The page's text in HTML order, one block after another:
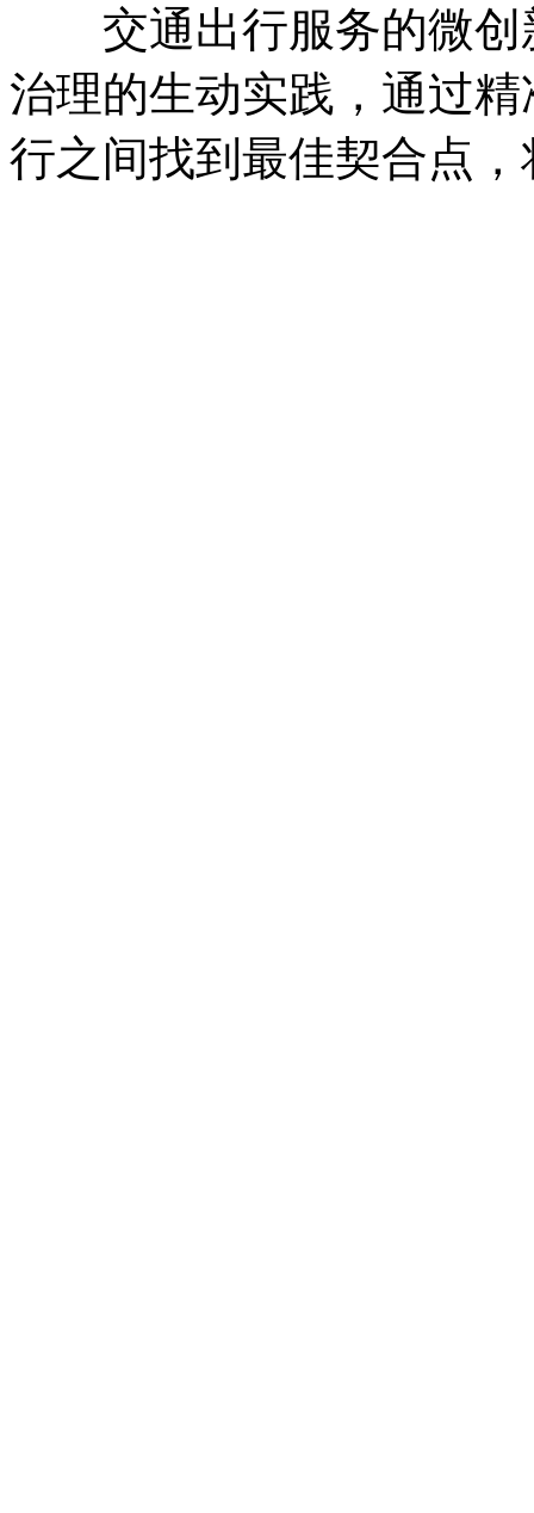
交通出行服务的微创
治理的生动实践，通过
行之间找到最佳契合点